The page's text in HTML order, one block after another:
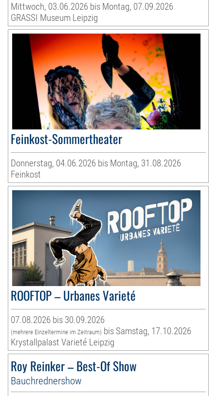
Mittwoch, 03.06.2026 bis Montag, 07.09.2026
GRASSI Museum Leipzig
Feinkost-Sommertheater
Donnerstag, 04.06.2026 bis Montag, 31.08.2026
Feinkost
ROOFTOP – Urbanes Varieté
07.08.2026 bis 30.09.2026
(mehrere Einzeltermine im Zeitraum) bis Samstag, 17.10.2026
Krystallpalast Varieté Leipzig
Roy Reinker – Best-Of Show
Bauchrednershow